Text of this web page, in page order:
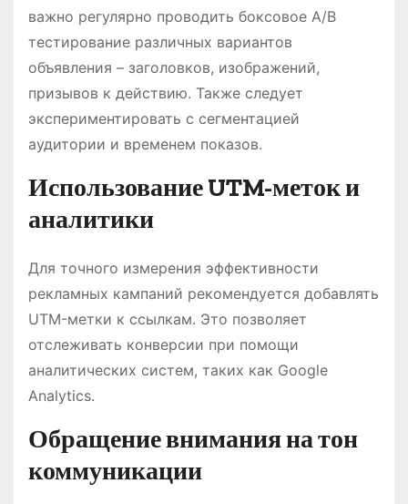
важно регулярно проводить боксовое A/B
тестирование различных вариантов
объявления – заголовков, изображений,
призывов к действию. Также следует
экспериментировать с сегментацией
аудитории и временем показов.
Использование UTM-меток и
аналитики
Для точного измерения эффективности
рекламных кампаний рекомендуется добавлять
UTM-метки к ссылкам. Это позволяет
отслеживать конверсии при помощи
аналитических систем, таких как Google
Analytics.
Обращение внимания на тон
коммуникации